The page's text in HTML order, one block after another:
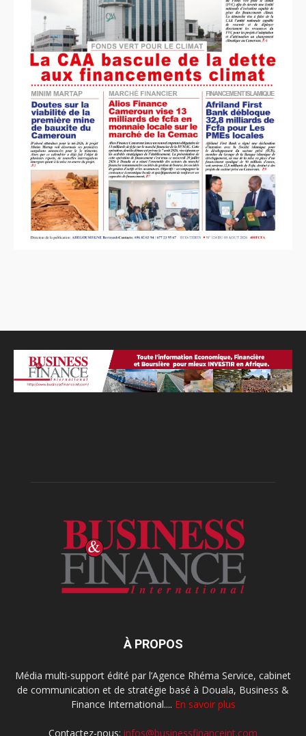
À PROPOS
Média multi-support édité par l’Agence Rhéma Service, cabinet
de communication et de stratégie basé à Douala, Business &
Finance International.... En savoir plus
Contactez-nous: infos@businessfinanceint.com